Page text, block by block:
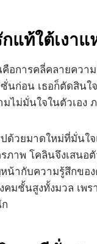
แท้ใต้เงาแ
การคลี่คลายความ
ก่อน เธอก็ตัดสิน
ม่มั่นใจในตัวเอง
วยมาดใหม่ที่มั่นใ
าพ โคลินจึงเสนอ
น้ากับความรู้สึกข
มชั้นสูงทั้งมวล เพ